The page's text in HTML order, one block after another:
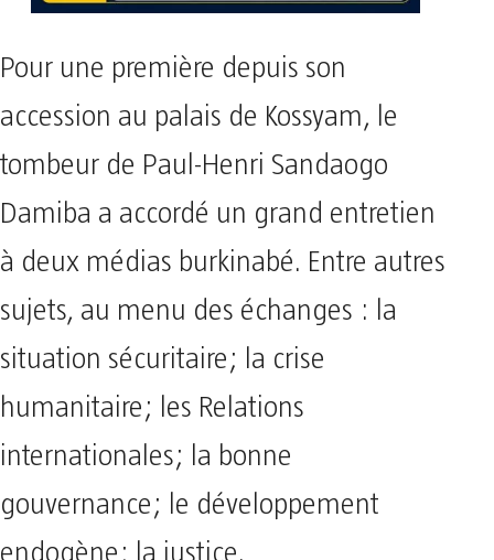
Pour une première depuis son
accession au palais de Kossyam, le
tombeur de Paul-Henri Sandaogo
Damiba a accordé un grand entretien
à deux médias burkinabé. Entre autres
sujets, au menu des échanges : la
situation sécuritaire; la crise
humanitaire; les Relations
internationales; la bonne
gouvernance; le développement
endogène; la justice.